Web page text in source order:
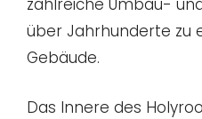
zahlreiche Umbau-
über Jahrhunderte zu
Gebäude.
Das Innere des